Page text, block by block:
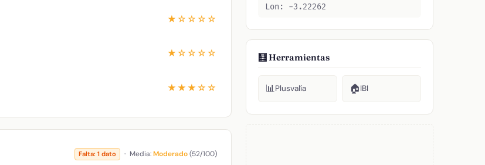
★☆☆☆☆
★☆☆☆☆
★★★☆☆
Falta: 1 dato · Media:Moderado(52/100)
Lon: -3.22262
🧮 Herramientas
📊Plusvalía 🏠IBI